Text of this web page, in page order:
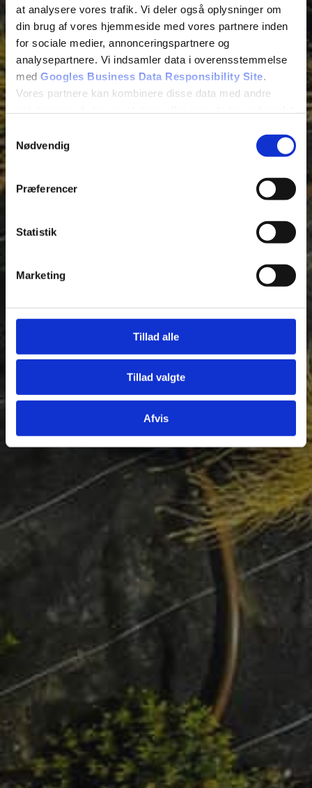
at analysere vores trafik. Vi deler også oplysninger om
din brug af vores hjemmeside med vores partnere inden
for sociale medier, annonceringspartnere og
analysepartnere. Vi indsamler data i overensstemmelse
med Googles Business Data Responsibility Site.
Vores partnere kan kombinere disse data med andre
Se Cookie & Privatlivspolitik
Samtykkevalg
Nødvendig
Præferencer
Statistik
Marketing
Tillad alle
Tillad valgte
Afvis